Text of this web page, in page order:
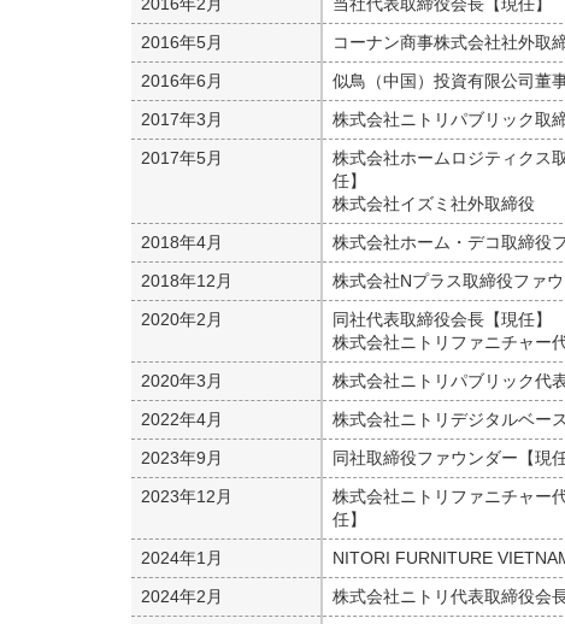
2016年5月
コーナン商事株式会社社外取
2016年6月
似鳥（中国）投資有限公司董
2017年3月
株式会社ニトリパブリック取
2017年5月
株式会社ホームロジティクス
任】
株式会社イズミ社外取締役
2018年4月
株式会社ホーム・デコ取締役
2018年12月
株式会社Nプラス取締役ファ
2020年2月
同社代表取締役会長【現任】
株式会社ニトリファニチャー
2020年3月
株式会社ニトリパブリック代
2022年4月
株式会社ニトリデジタルベー
2023年9月
同社取締役ファウンダー【現任
2023年12月
株式会社ニトリファニチャー
任】
2024年1月
NITORI FURNITURE
2024年2月
株式会社ニトリ代表取締役会